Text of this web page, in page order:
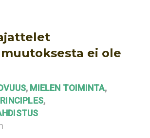
ei ole
, MIELEN TOIMINTA,
,